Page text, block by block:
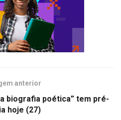
anterior
biografia poética” tem pré-
hoje (27)